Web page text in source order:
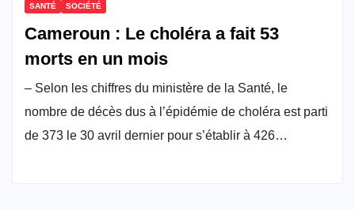
SANTÉ SOCIÉTÉ
Cameroun : Le choléra a fait 53
morts en un mois
– Selon les chiffres du ministère de la Santé, le
nombre de décès dus à l’épidémie de choléra est parti
de 373 le 30 avril dernier pour s’établir à 426…